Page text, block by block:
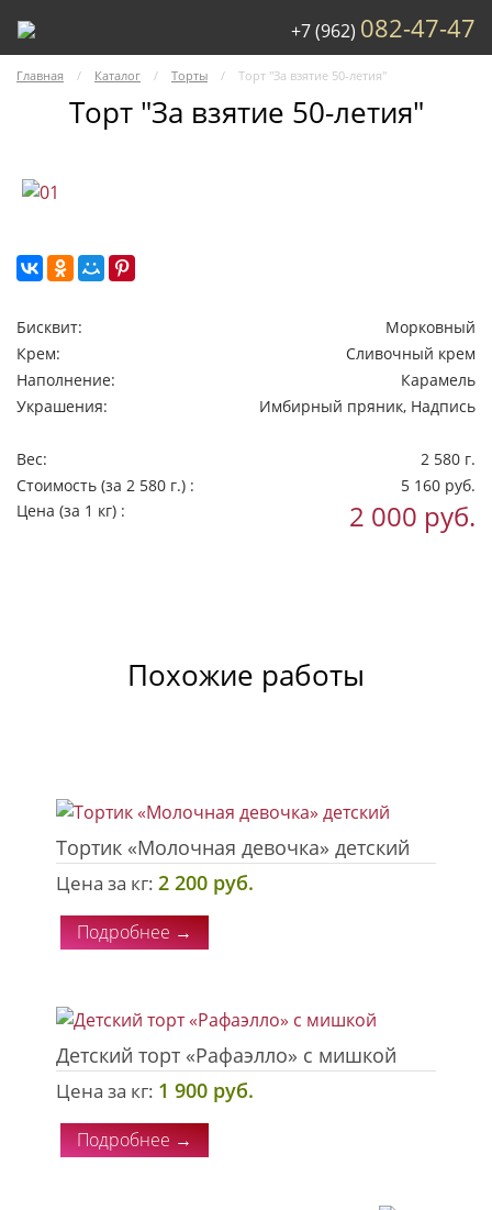
+7 (962) 082-47-47
Главная Каталог Торты Торт "За взятие 50-летия"
Торт "За взятие 50-летия"
Бисквит:
Морковный
Крем:
Сливочный крем
Наполнение:
Карамель
Украшения:
Имбирный пряник, Надпись
Вес:
2 580 г.
Стоимость (за 2 580 г.) :
5 160 руб.
Цена (за 1 кг) : 2 000 руб.
Похожие работы
Тортик «Молочная девочка» детский
Цена за кг: 2 200 руб.
Подробнее →
Детский торт «Рафаэлло» с мишкой
Цена за кг: 1 900 руб.
Подробнее →